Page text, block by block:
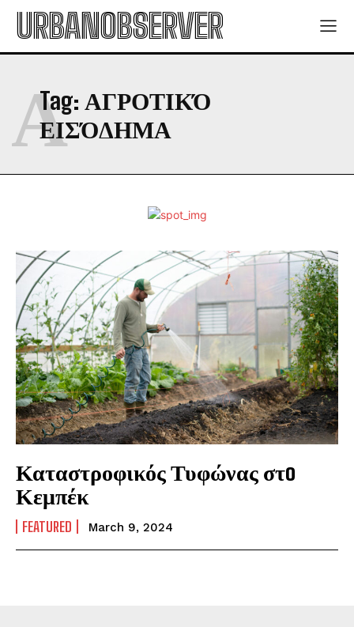
URBANOBSERVER
Tag: ΑΓΡΟΤΙΚΌ
ΕΙΣΌΔΗΜΑ
Α
Καταστροφικός Τυφώνας στo
Κεμπέκ
FEATURED March 9, 2024